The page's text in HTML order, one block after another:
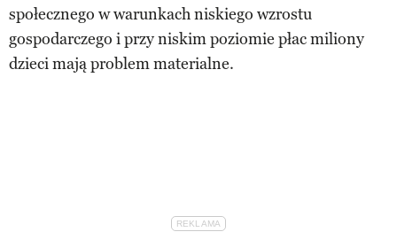
społecznego w warunkach niskiego wzrostu
gospodarczego i przy niskim poziomie płac miliony
dzieci mają problem materialne.